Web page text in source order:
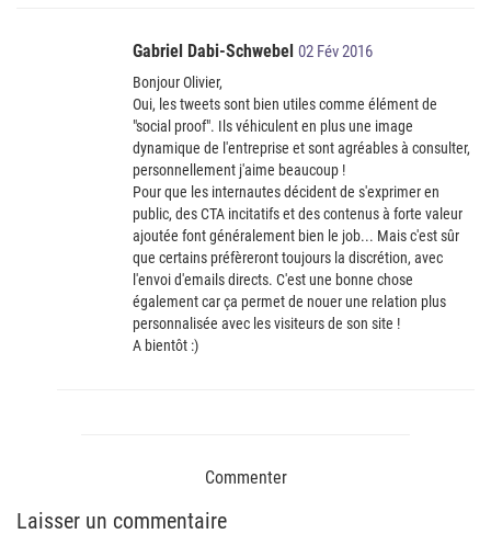
Gabriel Dabi-Schwebel 02 Fév 2016
Bonjour Olivier,
Oui, les tweets sont bien utiles comme élément de
"social proof". Ils véhiculent en plus une image
dynamique de l'entreprise et sont agréables à consulter,
personnellement j'aime beaucoup !
Pour que les internautes décident de s'exprimer en
public, des CTA incitatifs et des contenus à forte valeur
ajoutée font généralement bien le job... Mais c'est sûr
que certains préfèreront toujours la discrétion, avec
l'envoi d'emails directs. C'est une bonne chose
également car ça permet de nouer une relation plus
personnalisée avec les visiteurs de son site !
A bientôt :)
Commenter
Laisser un commentaire